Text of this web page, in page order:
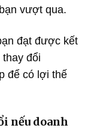
vượt qua.
đạt được kết
đổi
để có lợi thế
nếu doanh